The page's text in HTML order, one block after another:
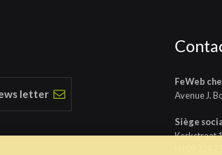
letter
FeWeb
Avenue J.
Siège
Kerkstraat